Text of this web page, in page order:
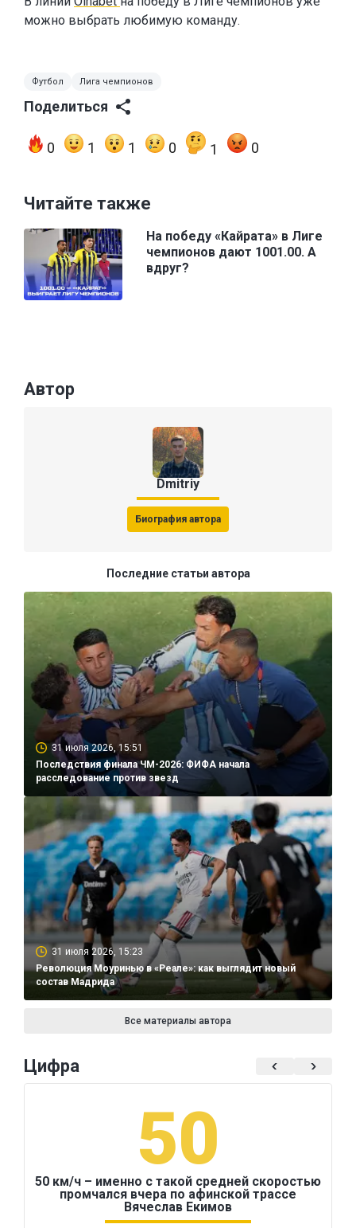
можно выбрать любимую команду.
Футбол Лига чемпионов
Поделиться
0 1 1 0 1 0
Читайте также
На победу «Кайрата» в Лиге
чемпионов дают 1001.00. А
вдруг?
Автор
Dmitriy
Биография автора
Последние статьи автора
31 июля 2026, 15:51
Последствия финала ЧМ-2026: ФИФА начала
расследование против звезд
31 июля 2026, 15:23
Революция Моуринью в «Реале»: как выглядит новый
состав Мадрида
Все материалы автора
Цифра
50
50 км/ч – именно с такой средней скоростью
промчался вчера по афинской трассе
Вячеслав Екимов